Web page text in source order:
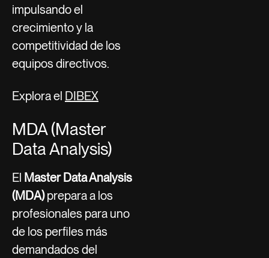
impulsando el
crecimiento y la
competitividad de los
equipos directivos.
Explora el DIBEX
MDA (Master
Data Analysis)
El Master Data Analysis
(MDA)prepara a los
profesionales para uno
de los perfiles más
demandados del